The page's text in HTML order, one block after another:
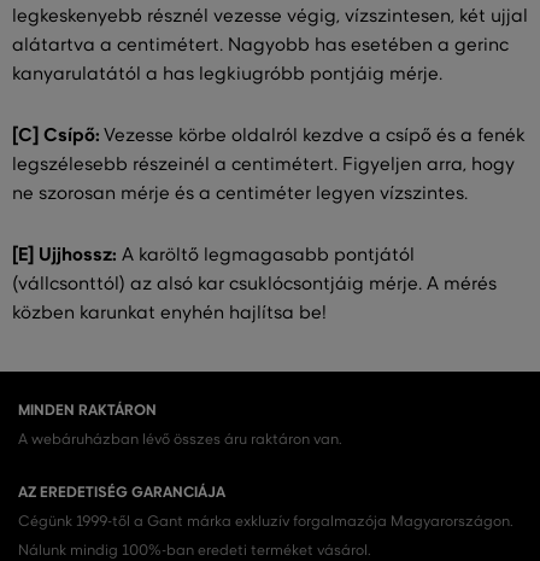
legkeskenyebb résznél vezesse végig, vízszintesen, két ujjal
alátartva a centimétert. Nagyobb has esetében a gerinc
kanyarulatától a has legkiugróbb pontjáig mérje.
[C] Csípő: Vezesse körbe oldalról kezdve a csípő és a fenék
legszélesebb részeinél a centimétert. Figyeljen arra, hogy
ne szorosan mérje és a centiméter legyen vízszintes.
[E] Ujjhossz: A karöltő legmagasabb pontjától
(vállcsonttól) az alsó kar csuklócsontjáig mérje. A mérés
közben karunkat enyhén hajlítsa be!
MINDEN RAKTÁRON
A webáruházban lévő összes áru raktáron van.
AZ EREDETISÉG GARANCIÁJA
Cégünk 1999-től a Gant márka exkluzív forgalmazója Magyarországon.
Nálunk mindig 100%-ban eredeti terméket vásárol.